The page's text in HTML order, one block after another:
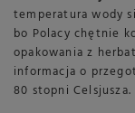
temperatura wody
bo Polacy chętnie
opakowania z
informacja o
80 stopni Celsjusza.